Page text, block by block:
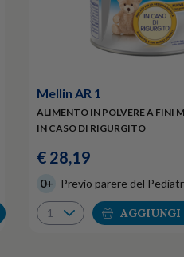
Mellin AR 1
ALIMENTO IN POLVERE A FINI
IN CASO DI RIGURGITO
€ 28,19
0+ Previo parere del